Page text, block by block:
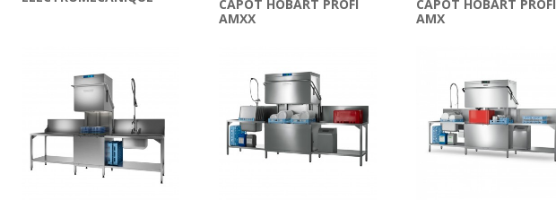
CAPOT HOBART PROFI
AMXX
CAPOT HOBART PROFI
AMX